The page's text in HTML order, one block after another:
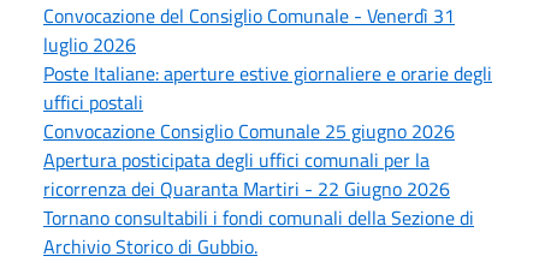
Convocazione del Consiglio Comunale - Venerdì 31
luglio 2026
Poste Italiane: aperture estive giornaliere e orarie degli
uffici postali
Convocazione Consiglio Comunale 25 giugno 2026
Apertura posticipata degli uffici comunali per la
ricorrenza dei Quaranta Martiri - 22 Giugno 2026
Tornano consultabili i fondi comunali della Sezione di
Archivio Storico di Gubbio.